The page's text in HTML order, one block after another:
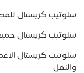
سلوتيب كريستال
سلوتيب كريستال
سلوتيب كريستال
والنقل